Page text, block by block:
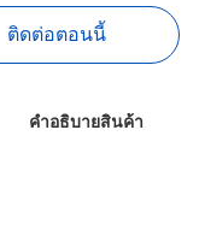
ติดต่อตอนนี้
คําอธิบายสินค้า